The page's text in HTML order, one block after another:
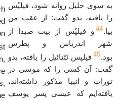
به سوی جلیل روانه شود، فیلپُس
را یافته، بدو گفت: از عقب من
بیا.44 و فیلپُس از بیت صیدا از
شهر اندریاس و پطرس
بود.45 فیلپس نَتَنائیل را یافته، بدو
گفت: آن کسی را که موسی در
تورات و انبیا مذکور داشته‌اند،
یافته‌ایم که عیسی پسر یوسف